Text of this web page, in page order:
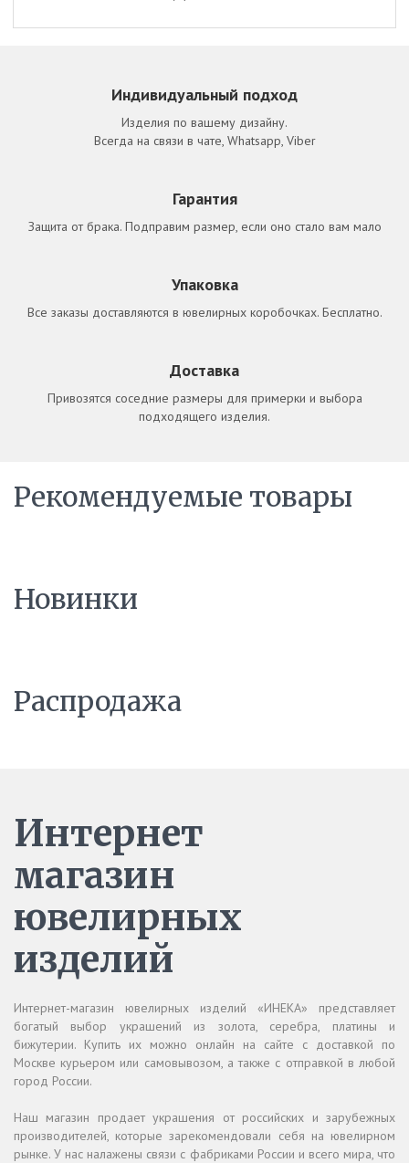
Индивидуальный подход
Изделия по вашему дизайну.
Всегда на связи в чате, Whatsapp, Viber
Гарантия
Защита от брака. Подправим размер, если оно стало вам мало
Упаковка
Все заказы доставляются в ювелирных коробочках. Бесплатно.
Доставка
Привозятся соседние размеры для примерки и выбора
подходящего изделия.
Рекомендуемые товары
Новинки
Распродажа
Интернет
магазин
ювелирных
изделий
Интернет-магазин ювелирных изделий «ИНЕКА» представляет
богатый выбор украшений из золота, серебра, платины и
бижутерии. Купить их можно онлайн на сайте с доставкой по
Москве курьером или самовывозом, а также с отправкой в любой
город России.
Наш магазин продает украшения от российских и зарубежных
производителей, которые зарекомендовали себя на ювелирном
рынке. У нас налажены связи с фабриками России и всего мира, что